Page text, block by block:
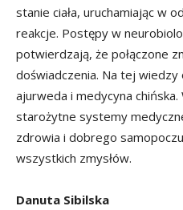
stanie ciała, uruchamiając w
reakcje. Postępy w
potwierdzają, że połączone
doświadczenia. Na tej
ajurweda i medycyna chińska.
starożytne systemy
zdrowia i dobrego
wszystkich zmysłów.
Danuta Sibilska